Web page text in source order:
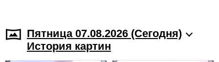
Пятница 07.08.2026 (Cегодня)
История картин